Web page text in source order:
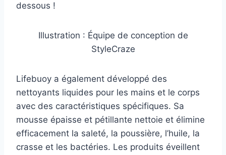
dessous !
Illustration : Équipe de conception de
StyleCraze
Lifebuoy a également développé des
nettoyants liquides pour les mains et le corps
avec des caractéristiques spécifiques. Sa
mousse épaisse et pétillante nettoie et élimine
efficacement la saleté, la poussière, l’huile, la
crasse et les bactéries. Les produits éveillent